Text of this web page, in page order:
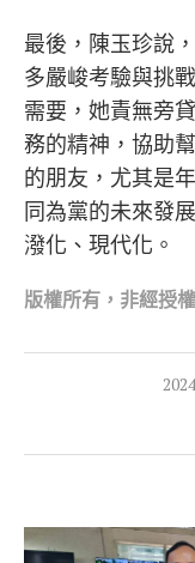
最後，陳玉珍說
多嚴峻考驗與挑
需要，她責無旁
務的精神，協助
的朋友，尤其是
同為黨的未來發
潑化、現代化。
版權所有，非經授